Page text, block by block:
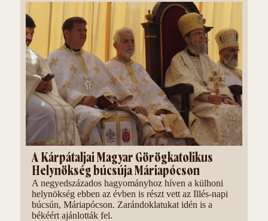
A Kárpátaljai Magyar Görögkatolikus
Helynökség búcsúja Máriapócson
A negyedszázados hagyományhoz híven a külhoni
helynökség ebben az évben is részt vett az Illés-napi
búcsún, Máriapócson. Zarándoklatukat idén is a
békéért ajánlották fel.